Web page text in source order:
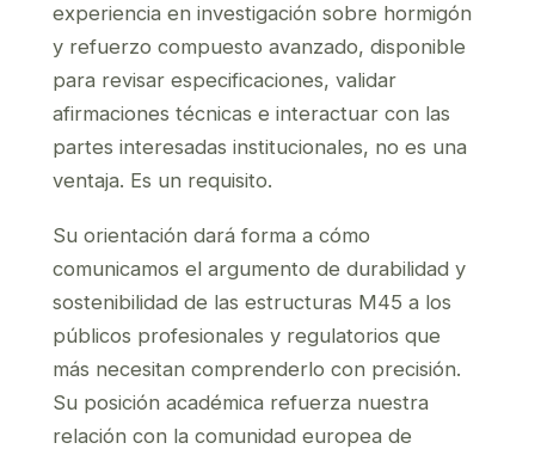
experiencia en investigación sobre hormigón
y refuerzo compuesto avanzado, disponible
para revisar especificaciones, validar
afirmaciones técnicas e interactuar con las
partes interesadas institucionales, no es una
ventaja. Es un requisito.
Su orientación dará forma a cómo
comunicamos el argumento de durabilidad y
sostenibilidad de las estructuras M45 a los
públicos profesionales y regulatorios que
más necesitan comprenderlo con precisión.
Su posición académica refuerza nuestra
relación con la comunidad europea de